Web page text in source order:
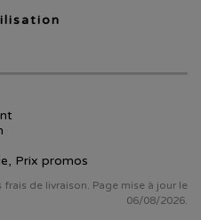
Prix promos
de livraison. Page mise à jour le
06/08/2026.